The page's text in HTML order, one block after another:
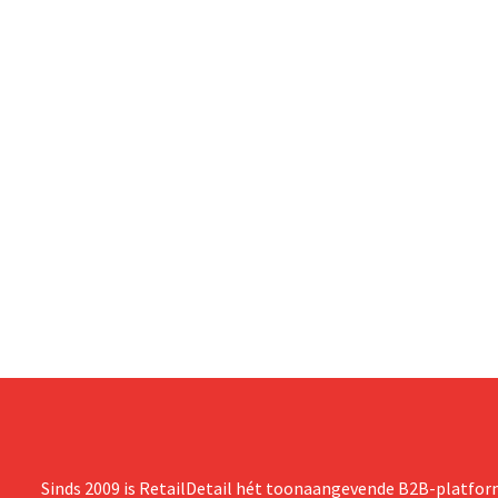
Sinds 2009 is RetailDetail hét toonaangevende B2B-